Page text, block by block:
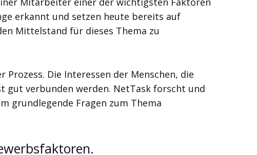
erkannt und setzen heute bereits auf
Mittelstand für dieses Thema zu
Die Interessen der Menschen, die
gut verbunden werden. NetTask forscht und
grundlegende Fragen zum Thema